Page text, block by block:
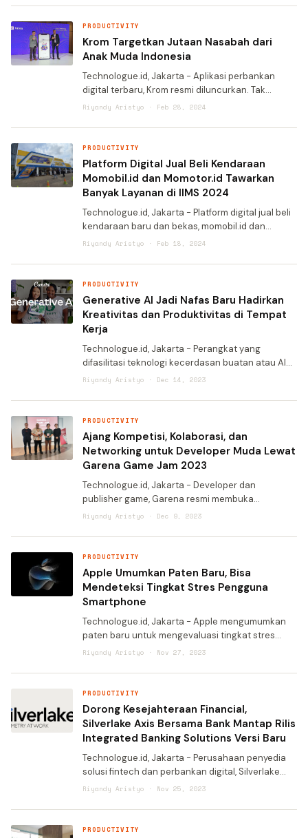
aplikasi penduk
PRODUCTIVITY
Krom Targetkan Jutaan Nasabah dari
Anak Muda Indonesia
Technologue.id, Jakarta - Aplikasi perbankan
digital terbaru, Krom resmi diluncurkan. Tak
tanggung-tanggung, aplikasi di bawah naungan
Indonesia. "K
Riyandy Aristyo · Feb 28, 2024
PRODUCTIVITY
Platform Digital Jual Beli Kendaraan
Momobil.id dan Momotor.id Tawarkan
Banyak Layanan di IIMS 2024
Technologue.id, Jakarta - Platform digital jual beli
kendaraan baru dan bekas, momobil.id dan
momotor.id turut meramaikan gelaran IIMS 2024.
Partner untuk p
Riyandy Aristyo · Feb 18, 2024
PRODUCTIVITY
Generative AI Jadi Nafas Baru Hadirkan
Kreativitas dan Produktivitas di Tempat
Kerja
Technologue.id, Jakarta - Perangkat yang
difasilitasi teknologi kecerdasan buatan atau AI
menjadi nafas baru untuk menghadirkan
Canva misalnya, yan
Riyandy Aristyo · Dec 14, 2023
PRODUCTIVITY
Ajang Kompetisi, Kolaborasi, dan
Networking untuk Developer Muda Lewat
Garena Game Jam 2023
Technologue.id, Jakarta - Developer dan
publisher game, Garena resmi membuka
gelaran Garena Game Jam 2023 pada Jumat
dari Garena di Indonesia i
Riyandy Aristyo · Dec 9, 2023
PRODUCTIVITY
Apple Umumkan Paten Baru, Bisa
Mendeteksi Tingkat Stres Pengguna
Smartphone
Technologue.id, Jakarta - Apple mengumumkan
paten baru untuk mengevaluasi tingkat stres
pengguna smartphone saat melihat dan
Kekayaan Intelektual Negara
Riyandy Aristyo · Nov 27, 2023
PRODUCTIVITY
Dorong Kesejahteraan Financial,
Silverlake Axis Bersama Bank Mantap Rilis
Integrated Banking Solutions Versi Baru
Technologue.id, Jakarta - Perusahaan penyedia
solusi fintech dan perbankan digital, Silverlake
Axis (SAL) baru-baru ini mengumumkan
Mantap). SAL dan B
Riyandy Aristyo · Nov 25, 2023
PRODUCTIVITY